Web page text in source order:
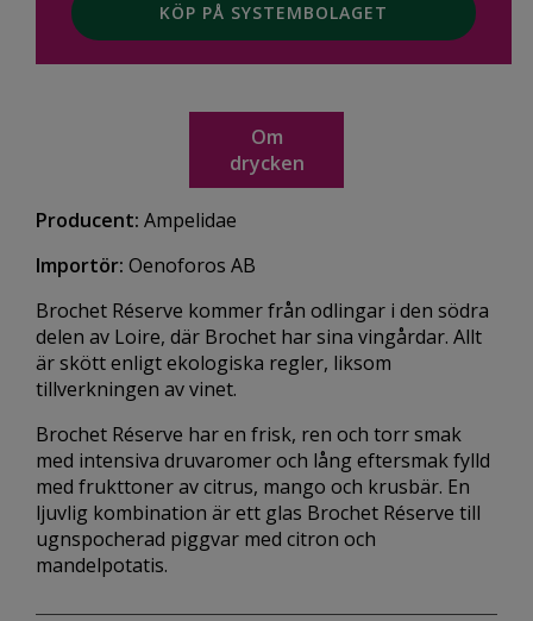
KÖP PÅ SYSTEMBOLAGET
Om
drycken
Producent: Ampelidae
Importör: Oenoforos AB
Brochet Réserve kommer från odlingar i den södra
delen av Loire, där Brochet har sina vingårdar. Allt
är skött enligt ekologiska regler, liksom
tillverkningen av vinet.
Brochet Réserve har en frisk, ren och torr smak
med intensiva druvaromer och lång eftersmak fylld
med frukttoner av citrus, mango och krusbär. En
ljuvlig kombination är ett glas Brochet Réserve till
ugnspocherad piggvar med citron och
mandelpotatis.